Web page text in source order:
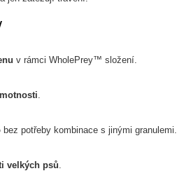
v rámci WholePrey™ složení.
.
bez potřeby kombinace s jinými granulemi.
velkých psů.